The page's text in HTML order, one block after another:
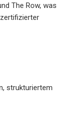
The Row, was
strukturiertem